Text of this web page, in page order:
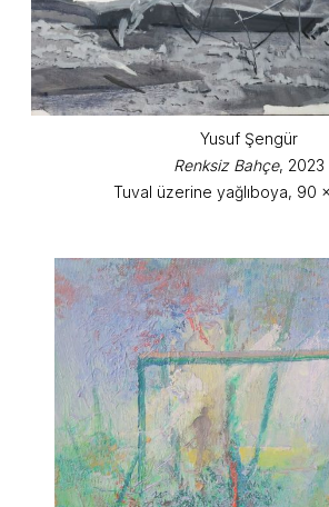
Yusuf Şengür
Renksiz Bahçe, 2023
Tuval üzerine yağlıboya, 90 x